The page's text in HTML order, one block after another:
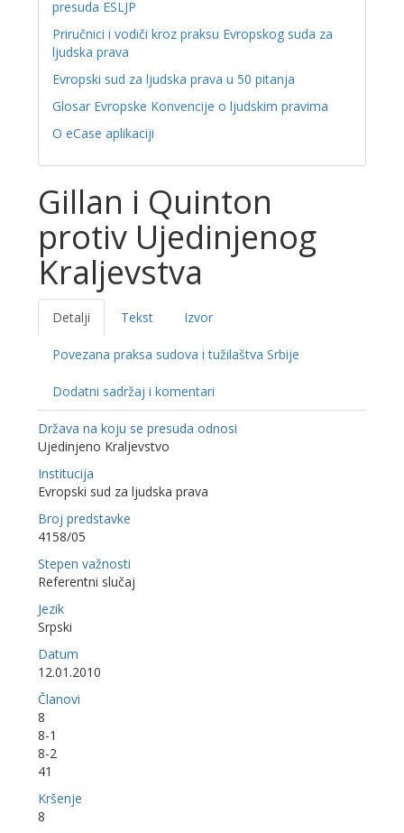
presuda ESLJP
Priručnici i vodiči kroz praksu Evropskog suda za
ljudska prava
Evropski sud za ljudska prava u 50 pitanja
Glosar Evropske Konvencije o ljudskim pravima
O eCase aplikaciji
Gillan i Quinton
protiv Ujedinjenog
Kraljevstva
Detalji Tekst Izvor
Povezana praksa sudova i tužilaštva Srbije
Dodatni sadržaj i komentari
Država na koju se presuda odnosi
Ujedinjeno Kraljevstvo
Institucija
Evropski sud za ljudska prava
Broj predstavke
4158/05
Stepen važnosti
Referentni slučaj
Jezik
Srpski
Datum
12.01.2010
Članovi
8
8-1
8-2
41
Kršenje
8